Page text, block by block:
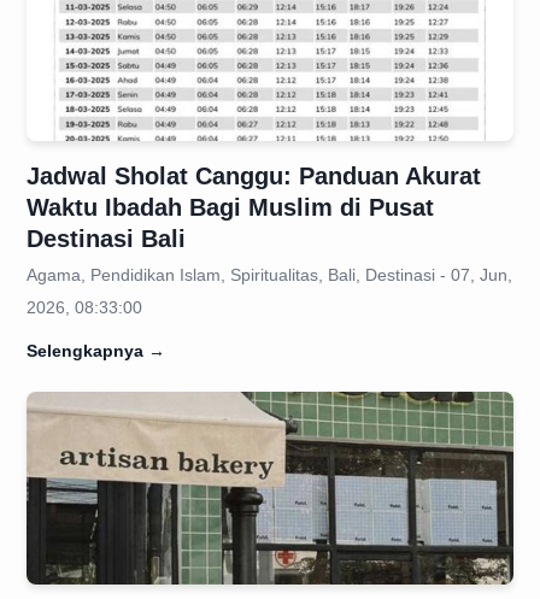
Jadwal Sholat Canggu: Panduan Akurat
Waktu Ibadah Bagi Muslim di Pusat
Destinasi Bali
Agama, Pendidikan Islam, Spiritualitas, Bali, Destinasi - 07, Jun,
2026, 08:33:00
Selengkapnya →